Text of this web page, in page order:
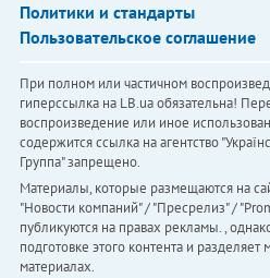
Политики и стандарты
Пользовательское соглашение
При полном или частичном
гиперссылка на LB.ua обязательна!
воспроизведение или иное
содержится ссылка на агентство
Группа" запрещено.
Материалы, которые размещаются на
"Новости компаний" / "Пресрелиз" /
публикуются на правах рекламы. ,
подготовке этого контента и
материалах.